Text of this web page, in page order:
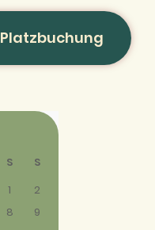
Platzbuchung
S
S
1
2
8
9